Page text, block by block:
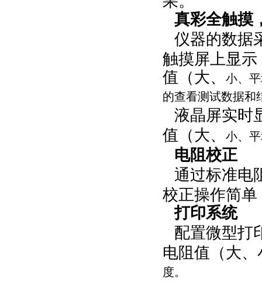
真彩全触摸
仪器的数据
触摸屏上显
值（大、
小、
的查看测试数据和
液晶屏实时
值（大、
小、
电阻校正
通过标准电
校正操作简单
打印系统
配置微型打
电阻值（大
度。